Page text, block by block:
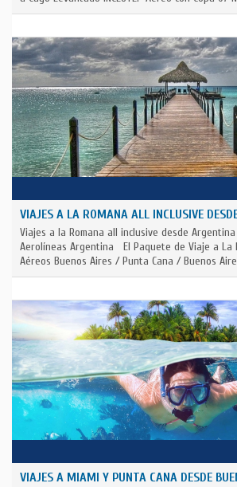
VIAJES A LA ROMANA ALL INCLUSIVE
Viajes a la Romana all inclusive desde
Aerolíneas Argentina El Paquete de Viaje a La
Aéreos Buenos Aires / Punta Cana / Buenos
VIAJES A MIAMI Y PUNTA CANA DESDE